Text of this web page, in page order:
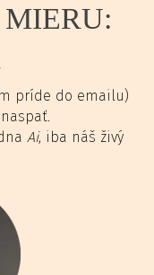
príde do emailu)
Ai, iba náš živý